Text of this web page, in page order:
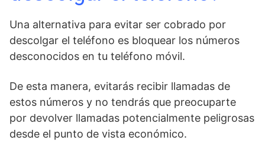
Una alternativa para evitar ser cobrado por
descolgar el⁣ teléfono es bloquear los números
desconocidos en tu teléfono móvil.
De esta manera, evitarás recibir llamadas de
estos números y no tendrás que preocuparte
por devolver llamadas⁢ potencialmente peligrosas
desde ⁢el punto de vista económico.